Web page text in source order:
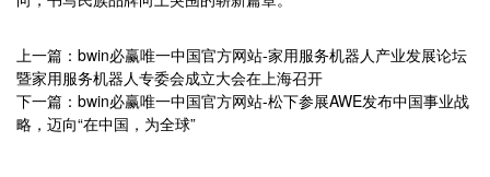
上一篇：bwin必赢唯一中国官方网站-家用服务机器人产业发展论坛
暨家用服务机器人专委会成立大会在上海召开
下一篇：bwin必赢唯一中国官方网站-松下参展AWE发布中国事业战
略，迈向“在中国，为全球”